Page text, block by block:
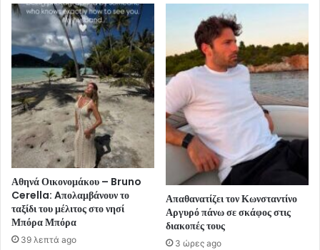
Αθηνά Οικονομάκου – Bruno
Cerella: Aπολαμβάνουν το
ταξίδι του μέλιτος στο νησί
Μπόρα Μπόρα
39 λεπτά ago
Απαθανατίζει τον Κωνσταντίνο
Αργυρό πάνω σε σκάφος στις
διακοπές τους
3 ώρες ago